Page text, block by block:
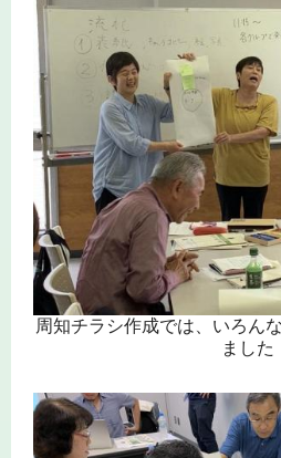
周知チラシ作成では、いろん
ました